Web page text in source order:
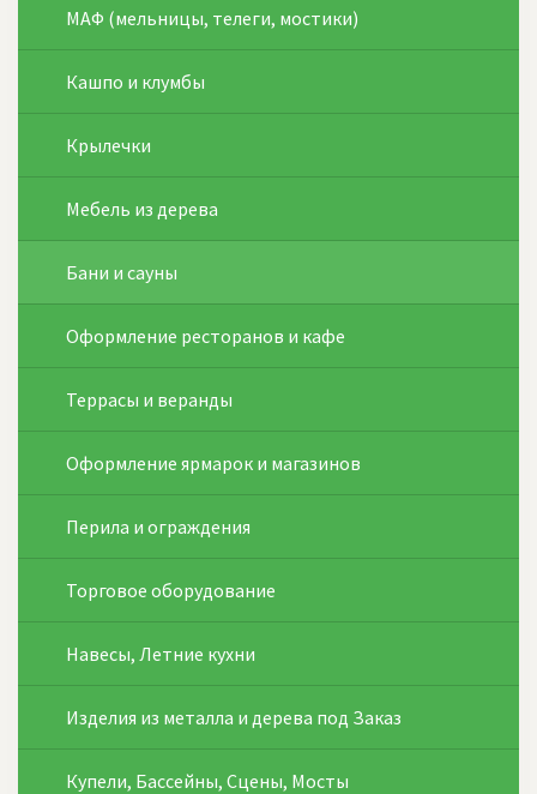
МАФ (мельницы, телеги, мостики)
Кашпо и клумбы
Крылечки
Мебель из дерева
Бани и сауны
Оформление ресторанов и кафе
Террасы и веранды
Оформление ярмарок и магазинов
Перила и ограждения
Торговое оборудование
Навесы, Летние кухни
Изделия из металла и дерева под Заказ
Купели, Бассейны, Сцены, Мосты